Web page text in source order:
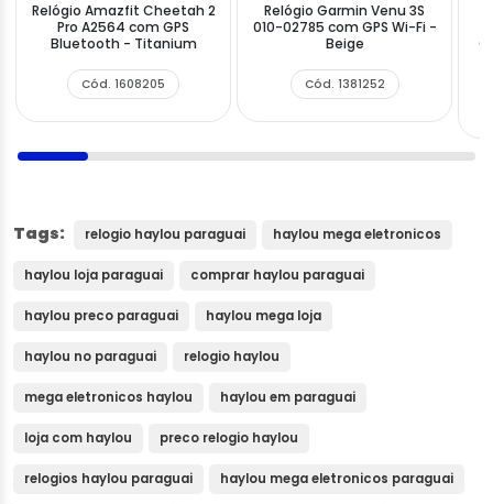
Relógio Amazfit Cheetah 2
Pro A2564 com GPS
Bluetooth - Titanium
Cód. 1608205
Relógio Garmin Venu 3S
010-02785 com GPS Wi-Fi -
Beige
Cód. 1381252
Tags: relogio haylou paraguai haylou mega eletronicos
haylou loja paraguai comprar haylou paraguai
haylou preco paraguai haylou mega loja
haylou no paraguai relogio haylou
mega eletronicos haylou haylou em paraguai
loja com haylou preco relogio haylou
relogios haylou paraguai haylou mega eletronicos paraguai